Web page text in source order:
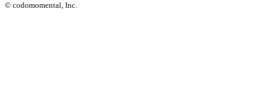
© codomomental, Inc.